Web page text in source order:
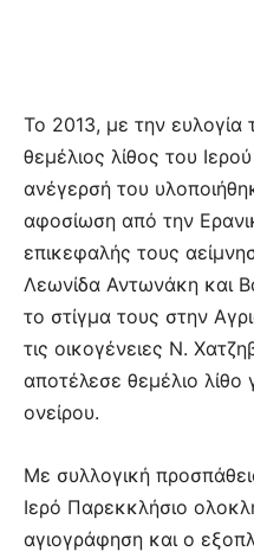
Το 2013, με την ευλογία
θεμέλιος λίθος του
ανέγερσή του
αφοσίωση από την
επικεφαλής τους
Λεωνίδα Αντωνάκη και
το στίγμα τους στην
τις οικογένειες Ν.
αποτέλεσε θεμέλιο λίθο
ονείρου.
Με συλλογική
Ιερό Παρεκκλήσιο
αγιογράφηση και ο